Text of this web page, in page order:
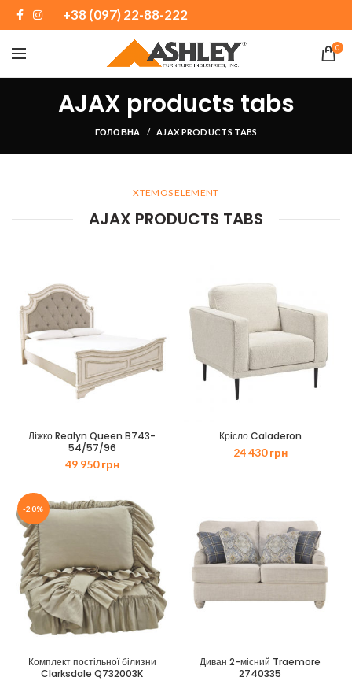
+38 (097) 22-88-222
0
AJAX products tabs
ГОЛОВНА AJAX PRODUCTS TABS
XTEMOS ELEMENT
AJAX PRODUCTS TABS
Лiжко Realyn Queen B743-
54/57/96
49 950грн
Крiсло Caladeron
24 430грн
-20%
Комплект постільної білизни
Clarksdale Q732003K
Диван 2-місний Traemore
2740335